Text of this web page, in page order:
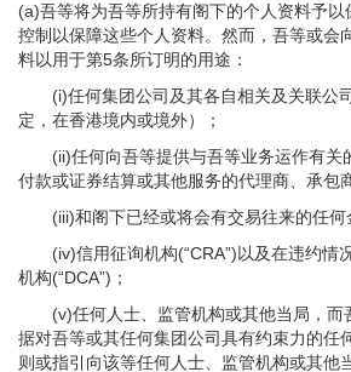
(a)吾等将为吾等所持有阁下的个人资料予以
控制以保障这些个人资料。然而，吾等或会
料以用于第5条所订明的用途：
(i)任何集团公司及其各自相关及关联公
定，在香港境内或境外）；
(ii)任何向吾等提供与吾等业务运作有关
付款或证券结算或其他服务的代理商、承包
(iii)和阁下已经或将会有交易往来的任何
(iv)信用征询机构(“CRA”)以及在违约情
机构(“DCA”)；
(v)任何人士、监管机构或其他当局，而
据对吾等或其任何集团公司具有约束力的任
则或指引向该等任何人士、监管机构或其他